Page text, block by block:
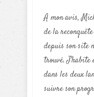
A mon avis,
de la
depuis son site
trouvé. J'habite
dans les deux
suivre son